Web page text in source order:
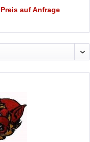
Preis auf Anfrage